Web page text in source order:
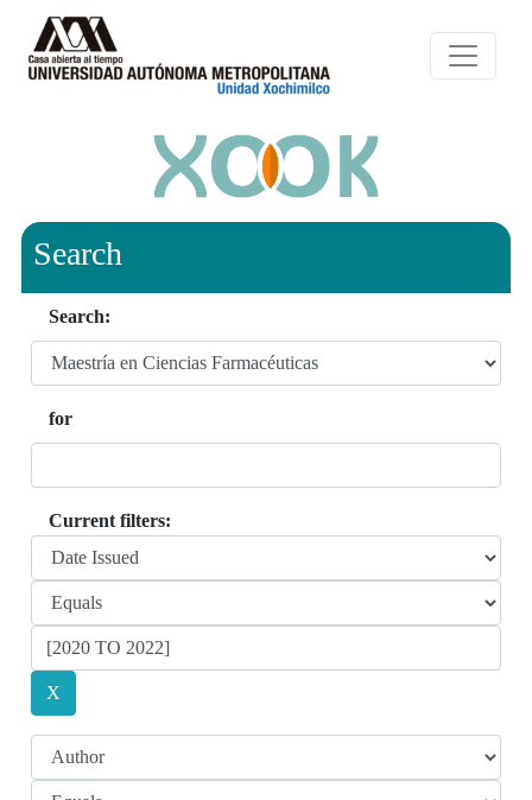
Search
Search:
for
Current filters: